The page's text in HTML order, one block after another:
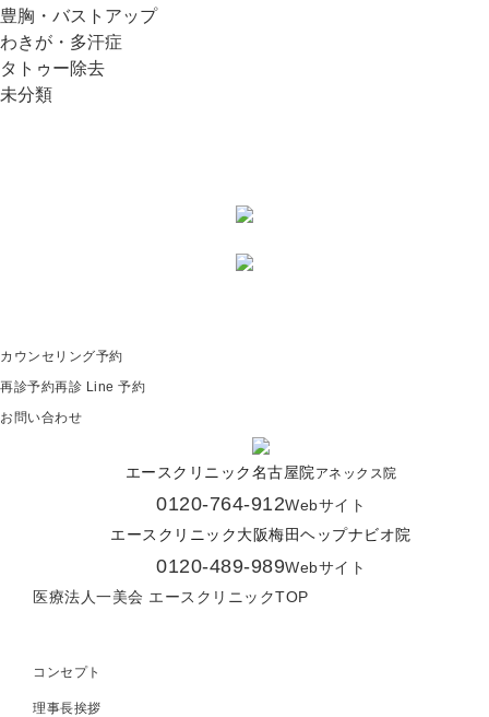
豊胸・バストアップ
わきが・多汗症
タトゥー除去
未分類
カウンセリング予約
再診予約再診 Line 予約
お問い合わせ
エースクリニック名古屋院 アネックス院
0120-764-912Webサイト
エースクリニック大阪梅田ヘップナビオ院
0120-489-989Webサイト
医療法人一美会 エースクリニックTOP
コンセプト
理事長挨拶